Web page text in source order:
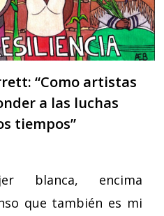
“Como artistas
a las luchas
tiempos”
blanca, encima
que también es mi